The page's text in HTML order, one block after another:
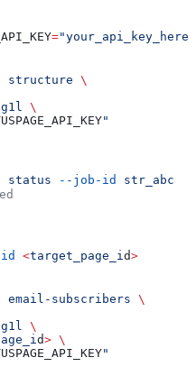
="your_api_key_here"
structure \
\
"
status --job-id
str_abc
<target_page_id>
email-subscribers \
\
d> \
"